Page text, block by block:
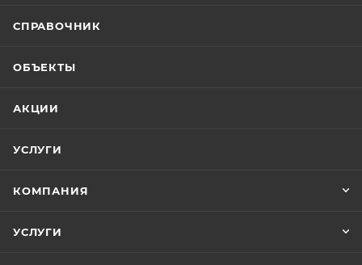
СПРАВОЧНИК
ОБЪЕКТЫ
АКЦИИ
УСЛУГИ
КОМПАНИЯ
УСЛУГИ